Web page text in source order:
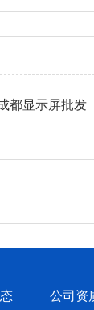
都显示屏批发
公司资